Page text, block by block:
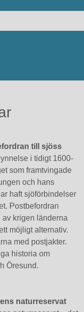
till sjöss
i tidigt 1600-
som framtvingade
och hans
haft sjöförbindelser
Postbefordran
krigen länderna
möjligt alternativ.
med postjakter.
historia om
Öresund.
naturreservat